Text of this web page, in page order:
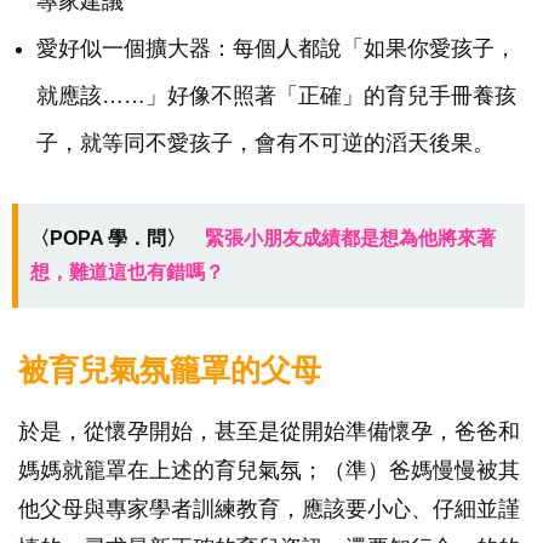
愛好似一個擴大器：每個人都說「如果你愛孩子，
就應該……」好像不照著「正確」的育兒手冊養孩
子，就等同不愛孩子，會有不可逆的滔天後果。
〈POPA 學．問〉
緊張小朋友成績都是想為他將來著
想，難道這也有錯嗎？
被育兒氣氛籠罩的父母
於是，從懷孕開始，甚至是從開始準備懷孕，爸爸和
媽媽就籠罩在上述的育兒氣氛；（準）爸媽慢慢被其
他父母與專家學者訓練教育，應該要小心、仔細並謹